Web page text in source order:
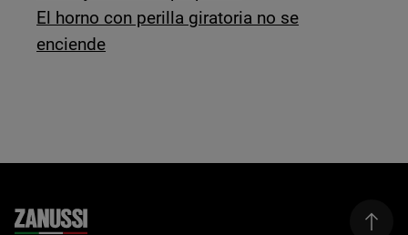
El horno con perilla giratoria no se
enciende